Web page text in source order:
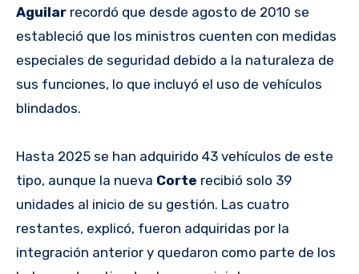
Aguilar recordó que desde agosto de 2010 se
estableció que los ministros cuenten con medidas
especiales de seguridad debido a la naturaleza de
sus funciones, lo que incluyó el uso de vehículos
blindados.
Hasta 2025 se han adquirido 43 vehículos de este
tipo, aunque la nueva Corte recibió solo 39
unidades al inicio de su gestión. Las cuatro
restantes, explicó, fueron adquiridas por la
integración anterior y quedaron como parte de los